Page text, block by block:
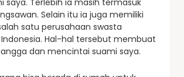
Selain itu ia juga memiliki
satu perusahaan swasta
Hal-hal tersebut membuat
dan mencintai suami saya.